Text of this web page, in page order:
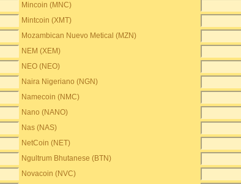
Mincoin (MNC)
Mintcoin (XMT)
Mozambican Nuevo Metical (MZN)
NEM (XEM)
NEO (NEO)
Naira Nigeriano (NGN)
Namecoin (NMC)
Nano (NANO)
Nas (NAS)
NetCoin (NET)
Ngultrum Bhutanese (BTN)
Novacoin (NVC)